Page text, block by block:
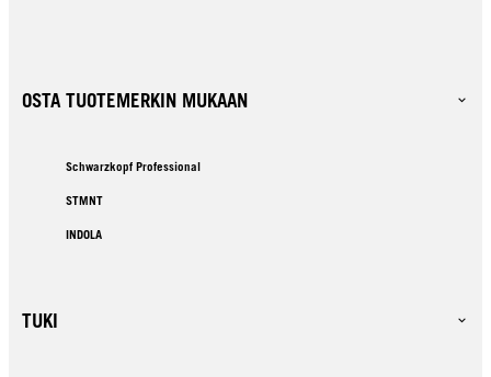
OSTA TUOTEMERKIN MUKAAN
Schwarzkopf Professional
STMNT
INDOLA
TUKI